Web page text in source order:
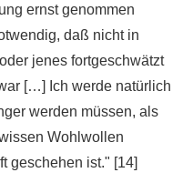
ernst genommen
daß nicht in
jenes fortgeschwätzt
[…] Ich werde natürlich
werden müssen, als
Wohlwollen
geschehen ist." [14]